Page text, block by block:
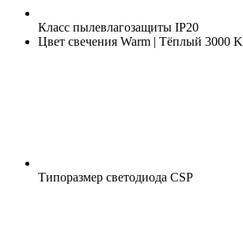
Класс пылевлагозащиты IP20
Цвет свечения Warm | Тёплый 3000 K
Типоразмер светодиода CSP